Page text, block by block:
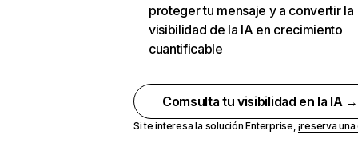
proteger tu mensaje y a convertir la
visibilidad de la IA en crecimiento
cuantificable
Comsulta tu visibilidad en la IA →
Si te interesa la solución Enterprise,¡reserva